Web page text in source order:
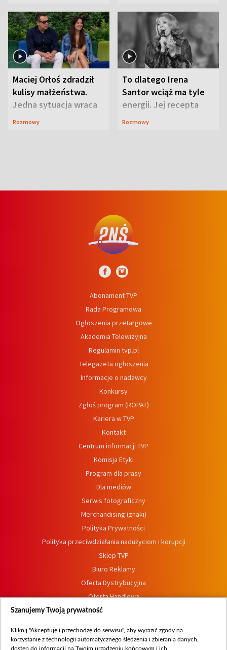
Maciej Orłoś zdradził
kulisy małżeństwa.
Jedna sytuacja wraca
jak bumerang
Rozmowy
To dlatego Irena
Santor wciąż ma tyle
energii. Jej recepta
jest zaskakująco
Rozmowy
Abonament TVP
Rada Programowa
Ogłoszenia przetargowe
Akademia Telewizyjna
Regulamin tvp.pl
Telegazeta ogłoszenia
Informacje o nadawcy
Konkursy
Zgłoś program (ROPAT)
Kariera w TVP
Kontakt
Centrum informacji TVP
Komisja Etyki
Program dla prasy
Dla mediów
Serwis fotograficzny
Merchandising (znaki)
Polityka Prywatności
Polityka przeciwdziałania nadużyciom i korupcji
Sklep TVP
Biuro Reklamy
Oferta Dystrybucyjna
Oferta Handlowa
Dostępność
Procedura zgłoszeń wewnętrznych
Szanujemy Twoją prywatność
Kliknij "Akceptuję i przechodzę do serwisu", aby wyrazić zgody na
korzystanie z technologii automatycznego śledzenia i zbierania danych,
dostęp do informacji na Twoim urządzeniu końcowym i ich